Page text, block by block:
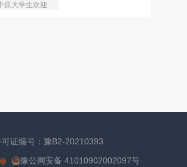
原大学生欢迎
证编号：豫B2-20210393
豫公网安备 41010902002097号